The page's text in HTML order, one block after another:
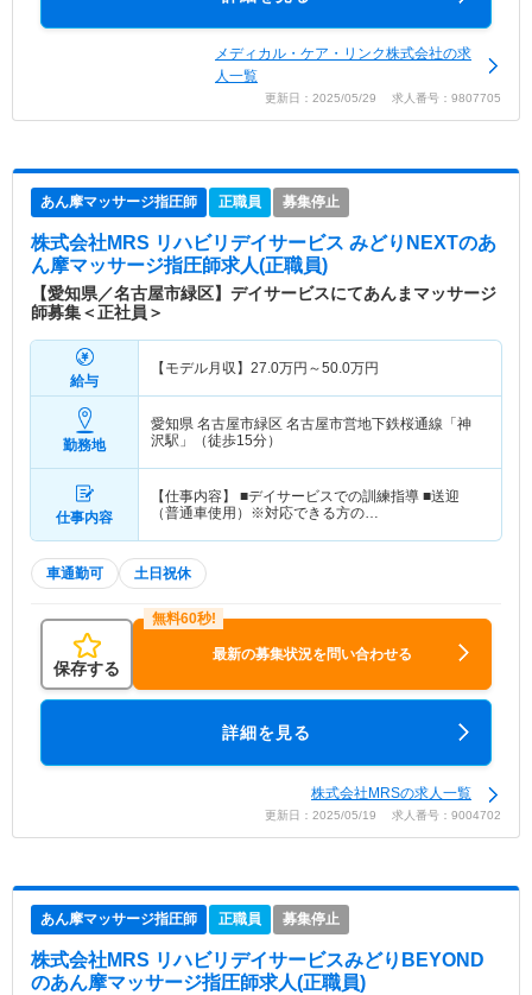
メディカル・ケア・リンク株式会社の求
人一覧
更新日：2025/05/29 求人番号：9807705
あん摩マッサージ指圧師 正職員 募集停止
株式会社MRS リハビリデイサービス みどりNEXTのあ
ん摩マッサージ指圧師求人(正職員)
【愛知県／名古屋市緑区】デイサービスにてあんまマッサージ
師募集＜正社員＞
給与
【モデル月収】 27.0万円～50.0万円
勤務地
愛知県 名古屋市緑区 名古屋市営地下鉄桜通線「神
沢駅」（徒歩15分）
仕事内容
【仕事内容】 ■デイサービスでの訓練指導 ■送迎
（普通車使用）※対応できる方の…
車通勤可 土日祝休
保存する
最新の募集状況を問い合わせる
詳細を見る
株式会社MRSの求人一覧
更新日：2025/05/19 求人番号：9004702
あん摩マッサージ指圧師 正職員 募集停止
株式会社MRS リハビリデイサービスみどりBEYOND
のあん摩マッサージ指圧師求人(正職員)